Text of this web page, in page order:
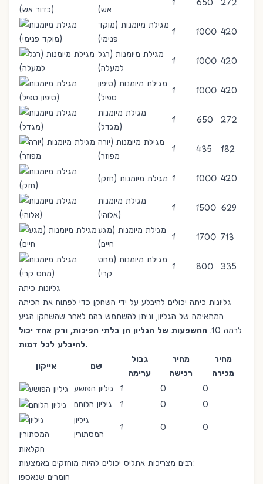
אש)
מגילת מיומנות (מוקד
פנימי)
1 1000 420
מגילת מיומנות (רגל
למעלה)
1 1000 420
מגילת מיומנות (סיפון
טפיל)
1 1000 420
מגילת מיומנות
(מגדל)
1 650
272
מגילת מיומנות (יורה
מפוזר)
1 435 182
מגילת מיומנות (חזק) 1 1000 420
מגילת מיומנות
(אלוהי)
1 1500 629
מגילת מיומנות (מגע
חיים)
1 1700 713
מגילת מיומנות (מחט
קרי)
1 800
335
גליונות כיתה
גליונות כיתה יכולים להיבלע על ידי השחקן כדי לפתוח את הכיתה
המתאימה של הגליון, וניתן להשתמש בהם לאחר שהשחקן הגיע
לרמה 10.
ההשפעות של הגליון הן בלתי הפיכות, ורק אחד יכול
להיבלע לכל דמות.
אייקון
שם
גבול
ערימה
מחיר
רכישה
מחיר
מכירה
גיליון הפושע 1 0
0
גיליון הלוחם
1 0
0
גיליון
המסתורין
1 0
0
חקלאות
רבים מצריכות אתליס יכולים להיות מוחזקים באמצעות:
חומרים שנאספו